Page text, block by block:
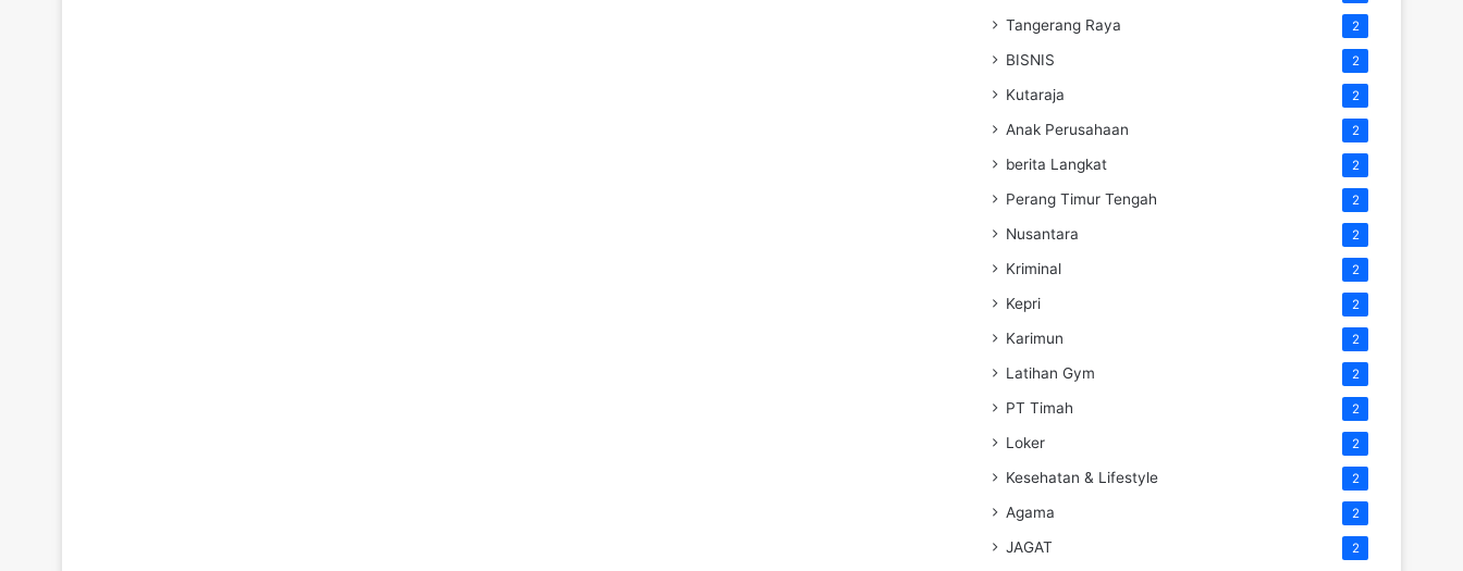
Tangerang Raya 2
BISNIS 2
Kutaraja 2
Anak Perusahaan 2
berita Langkat 2
Perang Timur Tengah 2
Nusantara 2
Kriminal 2
Kepri 2
Karimun 2
Latihan Gym 2
PT Timah 2
Loker 2
Kesehatan & Lifestyle 2
Agama 2
JAGAT 2